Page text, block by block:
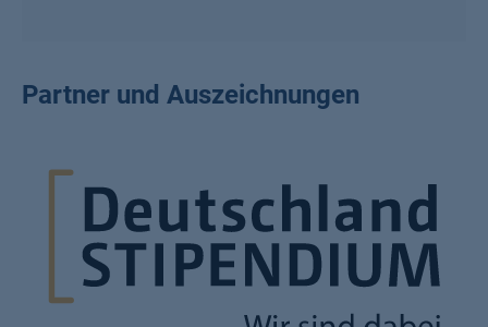
Partner und Auszeichnungen